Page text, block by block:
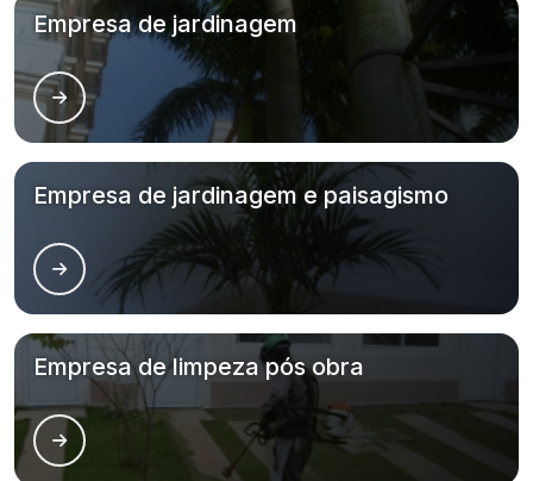
Empresa de jardinagem
Empresa de jardinagem e paisagismo
Empresa de limpeza pós obra